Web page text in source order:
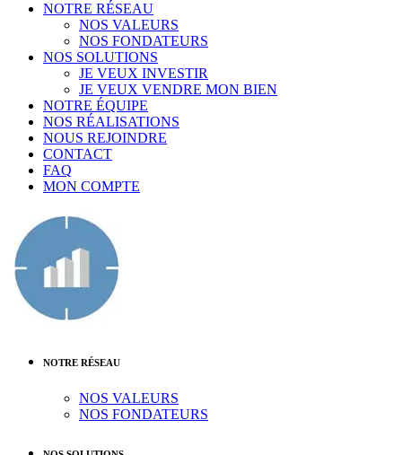
NOTRE RÉSEAU
NOS VALEURS
NOS FONDATEURS
NOS SOLUTIONS
JE VEUX INVESTIR
JE VEUX VENDRE MON BIEN
NOTRE ÉQUIPE
NOS RÉALISATIONS
NOUS REJOINDRE
CONTACT
FAQ
MON COMPTE
NOTRE RÉSEAU
NOS VALEURS
NOS FONDATEURS